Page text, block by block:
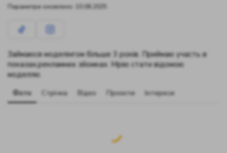
Параметри оновлено: 10.06.2025
Займаюся моделінгом більше 3 років. Приймаю участь в
показах,рекламних зйомках. Мрію стати відомою
моделлю.
Фото Стрічка Відео Проєкти Інтереси